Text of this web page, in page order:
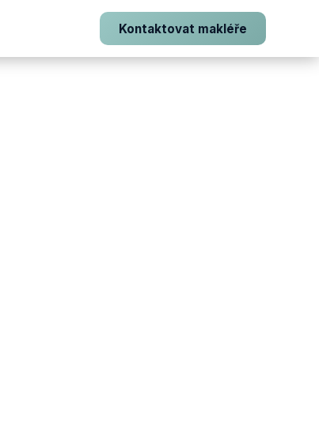
Kontaktovat makléře